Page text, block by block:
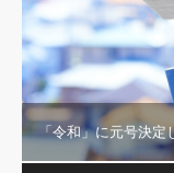
「令和」に元号決